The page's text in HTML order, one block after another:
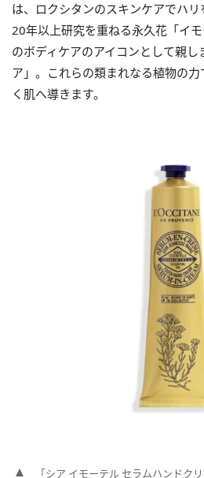
は、ロクシタンのスキンケアでハ
20年以上研究を重ねる永久花「イ
のボディケアのアイコンとして親
ア」。これらの類まれなる植物の
く肌へ導きます。
「シア イモーテル セラムハンドクリ